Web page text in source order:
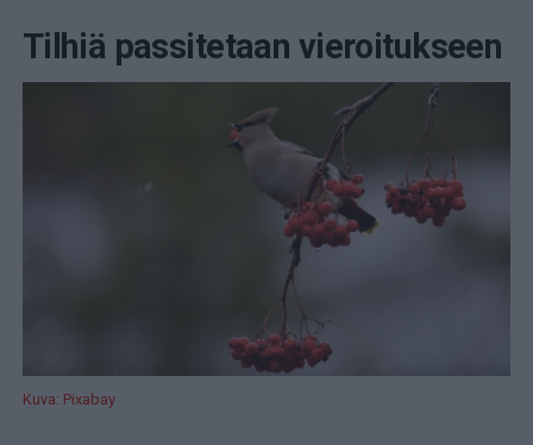
Tilhiä passitetaan vieroitukseen
Kuva: Pixabay